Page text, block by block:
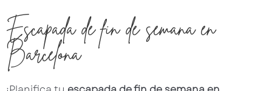
Escapada de fin de semana en
Barcelona